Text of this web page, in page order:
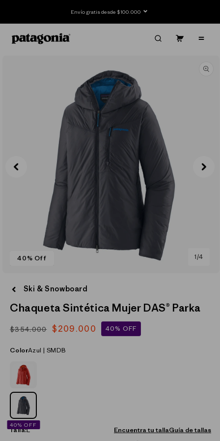
Envío gratis desde $100.000
Carrito
40% Off
elemento
multimedia
una
modal
1/de
4
Ski & Snowboard
Chaqueta Sintética Mujer DAS® Parka
Precio
$354.000
Precio
oferta
$209.000 40% OFF
ColorAzul | SMDB
AZUL_(SMDB)
40% OFF
Talla:L Encuentra tu tallaGuía de tallas